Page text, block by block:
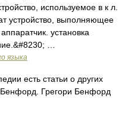
используемое в к л.
устройство, выполняющее
установка
…
языка
есть статьи о других
Грегори Бенфорд